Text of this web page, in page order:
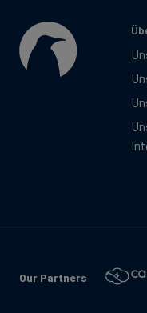
Our Partners